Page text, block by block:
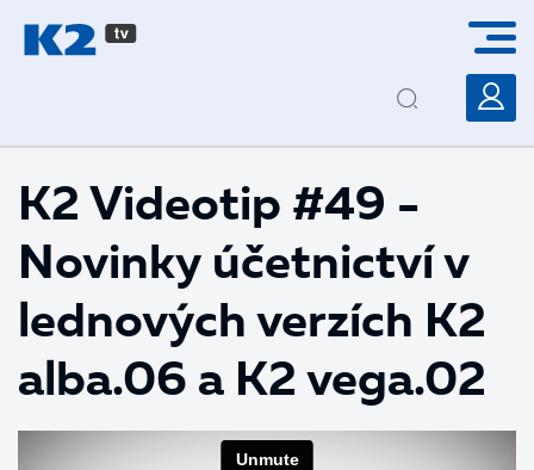
K2 Videotip #49 -
Novinky účetnictví v
lednových verzích K2
alba.06 a K2 vega.02